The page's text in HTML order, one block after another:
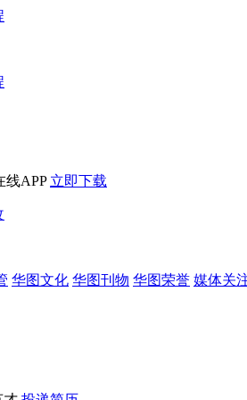
线APP 立即下载
华图文化 华图刊物 华图荣誉 媒体关